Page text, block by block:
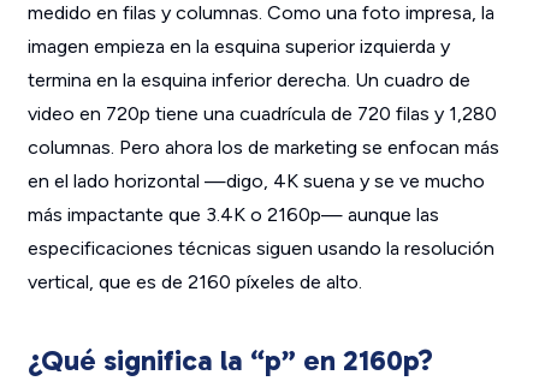
medido en filas y columnas. Como una foto impresa, la
imagen empieza en la esquina superior izquierda y
termina en la esquina inferior derecha. Un cuadro de
video en 720p tiene una cuadrícula de 720 filas y 1,280
columnas. Pero ahora los de marketing se enfocan más
en el lado horizontal —digo, 4K suena y se ve mucho
más impactante que 3.4K o 2160p— aunque las
especificaciones técnicas siguen usando la resolución
vertical, que es de 2160 píxeles de alto.
¿Qué significa la “p” en 2160p?